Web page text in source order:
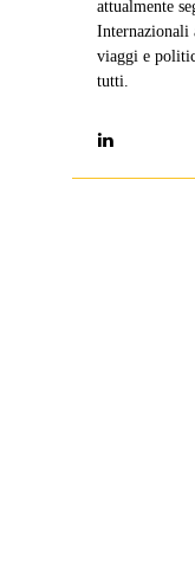
attualmente
Internazionali
viaggi e
tutti.